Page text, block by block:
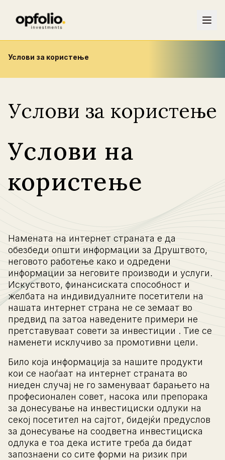
Услови за користење
Услови за користење
Услови на
користење
Намената на интернет страната е да
обезбеди општи информации за Друштвото,
неговото работење како и одредени
информации за неговите производи и услуги.
Искуството, финансиската способност и
желбата на индивидуалните посетители на
нашата интернет страна не се земаат во
предвид па затоа наведените примери не
претставуваат совети за инвестиции . Тие се
наменети исклучиво за промотивни цели.
Било која информација за нашите продукти
кои се наоѓаат на интернет страната во
ниеден случај не го заменуваат барањето на
професионален совет, насока или препорака
за донесување на инвестициски одлуки на
секој посетител на сајтот, бидејќи предуслов
за донесување на соодветна инвестициска
одлука е тоа дека истите треба да бидат
запознаени со сите форми на ризик при